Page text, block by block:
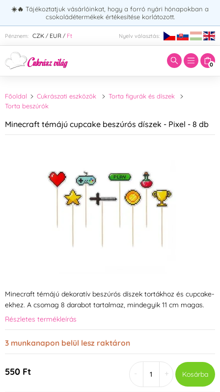
☀️🔥 Tájékoztatjuk vásárlóinkat, hogy a forró nyári hónapokban a
csokoládétermékek értékesítése korlátozott.
Pénznem: CZK / EUR / Ft Nyelv választás:
0
Adja meg a keresett kifejezést:
Főoldal Cukrászati eszközök
Torta figurák és díszek
Torta beszúrók
Minecraft témájú cupcake beszúrós díszek - Pixel - 8 db
Minecraft témájú dekoratív beszúrós díszek tortákhoz és cupcake-
ekhez. A csomag 8 darabot tartalmaz, mindegyik 11 cm magas.
Részletes termékleírás
3 munkanapon belül lesz raktáron
550 Ft + Kosárba